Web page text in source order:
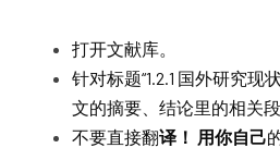
打开文献库。
针对标题“1.2.1 国外研究现
文的摘要、结论里的相关段
不要直接翻译！ 用你自己